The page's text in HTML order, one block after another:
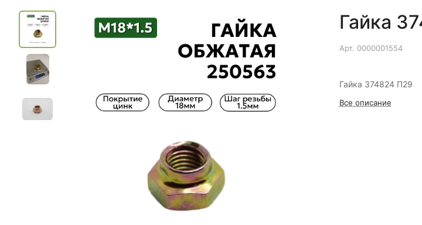
Гайка
Арт. 0000001554
Гайка 374824 П29
Все описание